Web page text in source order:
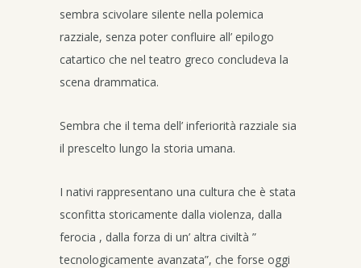
sembra scivolare silente nella polemica
razziale, senza poter confluire all’ epilogo
catartico che nel teatro greco concludeva la
scena drammatica.
Sembra che il tema dell’ inferiorità razziale sia
il prescelto lungo la storia umana.
I nativi rappresentano una cultura che è stata
sconfitta storicamente dalla violenza, dalla
ferocia , dalla forza di un’ altra civiltà ”
tecnologicamente avanzata”, che forse oggi